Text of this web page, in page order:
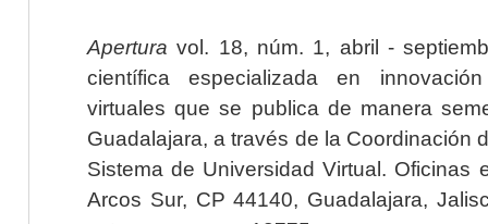
Apertura vol. 18, núm. 1, abril -
científica especializada en
virtuales que se publica de manera
Guadalajara, a través de la Coordinación
Sistema de Universidad Virtual. Oficinas
Arcos Sur, CP 44140, Guadalajara,